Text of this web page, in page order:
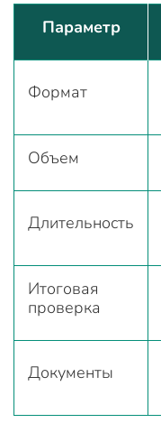
Параметр
Формат
Объем
Длительность
Итоговая
проверка
Документы